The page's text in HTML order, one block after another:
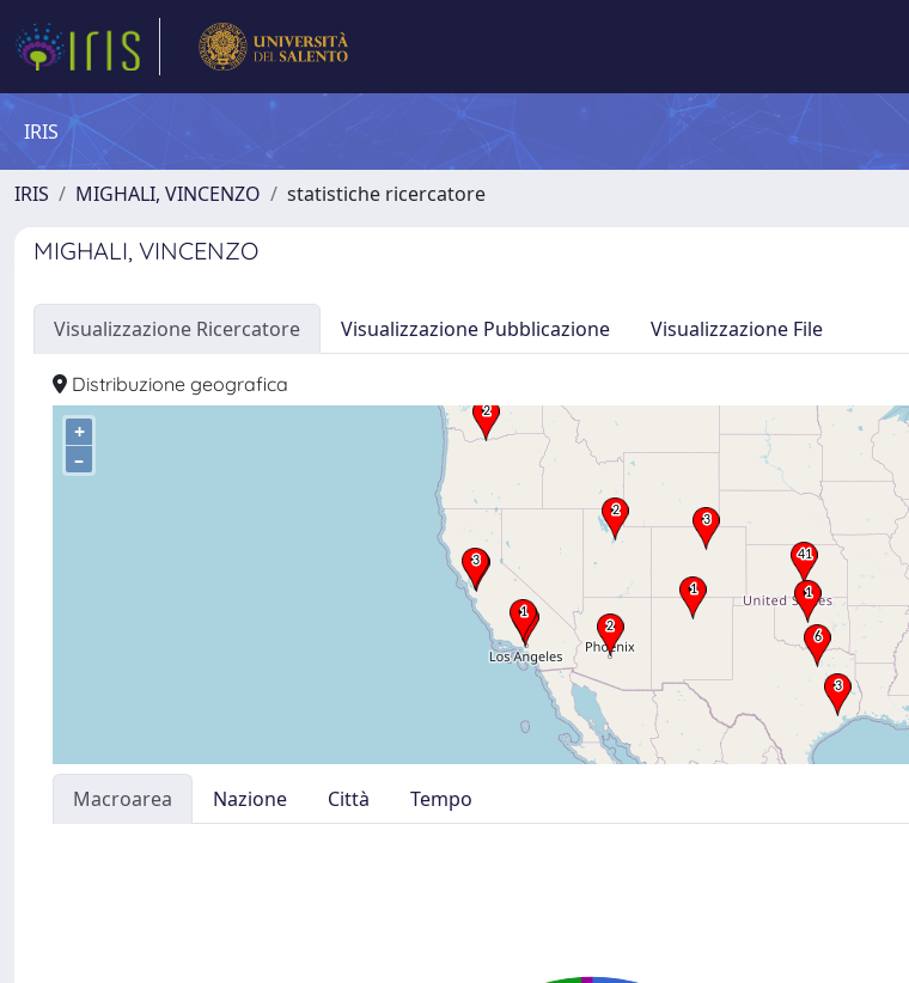
IRIS
IRIS MIGHALI, VINCENZO statistiche ricercatore
MIGHALI, VINCENZO
Visualizzazione Ricercatore Visualizzazione Pubblicazione Visualizzazione File
Distribuzione geografica
+
–
Macroarea Nazione Città
Tempo